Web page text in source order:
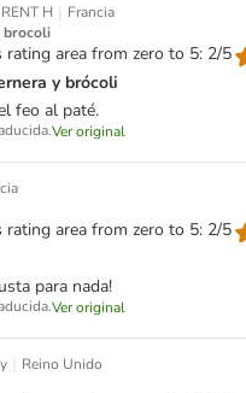
H | Francia
brocoli
rating area from zero to 5: 2/5
y brócoli
feo al paté.
Ver original
rating area from zero to 5: 2/5
para nada!
Ver original
| Reino Unido